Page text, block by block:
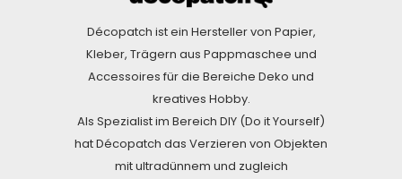
Décopatch ist ein Hersteller von Papier,
Kleber, Trägern aus Pappmaschee und
Accessoires für die Bereiche Deko und
kreatives Hobby.
Als Spezialist im Bereich DIY (Do it Yourself)
hat Décopatch das Verzieren von Objekten
mit ultradünnem und zugleich